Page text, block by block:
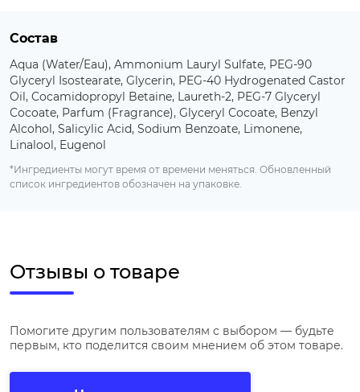
Состав
Aqua (Water/Eau), Ammonium Lauryl Sulfate, PEG-90
Glyceryl Isostearate, Glycerin, PEG-40 Hydrogenated Castor
Oil, Cocamidopropyl Betaine, Laureth-2, PEG-7 Glyceryl
Cocoate, Parfum (Fragrance), Glyceryl Cocoate, Benzyl
Alcohol, Salicylic Acid, Sodium Benzoate, Limonene,
Linalool, Eugenol
*Ингредиенты могут время от времени меняться. Обновленный
список ингредиентов обозначен на упаковке.
Отзывы о товаре
Помогите другим пользователям с выбором — будьте
первым, кто поделится своим мнением об этом товаре.